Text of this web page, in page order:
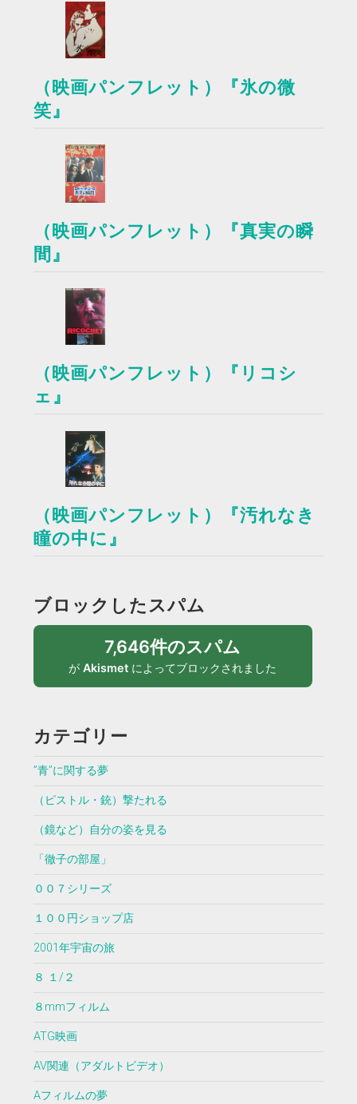
（映画パンフレット）『氷の微
笑』
（映画パンフレット）『真実の瞬
間』
（映画パンフレット）『リコシ
ェ』
（映画パンフレット）『汚れなき
瞳の中に』
ブロックしたスパム
7,646件のスパム
がAkismet によってブロックされました
カテゴリー
”青”に関する夢
（ピストル・銃）撃たれる
（鏡など）自分の姿を見る
「徹子の部屋」
００７シリーズ
１００円ショップ店
2001年宇宙の旅
８ １/２
８mmフィルム
ATG映画
AV関連（アダルトビデオ）
Aフィルムの夢